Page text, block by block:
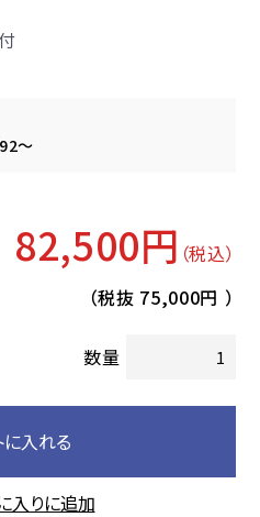
～
82,500円 （税込）
（税抜 75,000円 ）
数量
に入れる
入りに追加